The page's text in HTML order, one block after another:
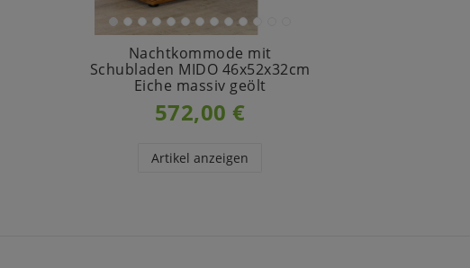
Nachtkommode mit
Schubladen MIDO 46x52x32cm
Eiche massiv geölt
572,00 €
Artikel anzeigen